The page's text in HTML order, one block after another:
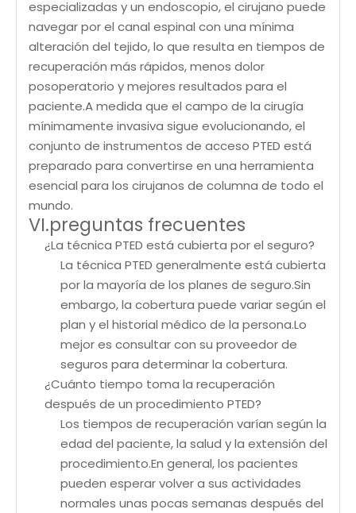
especializadas y un endoscopio, el cirujano puede
navegar por el canal espinal con una mínima
alteración del tejido, lo que resulta en tiempos de
recuperación más rápidos, menos dolor
posoperatorio y mejores resultados para el
paciente.A medida que el campo de la cirugía
mínimamente invasiva sigue evolucionando, el
conjunto de instrumentos de acceso PTED está
preparado para convertirse en una herramienta
esencial para los cirujanos de columna de todo el
mundo.
VI.preguntas frecuentes
¿La técnica PTED está cubierta por el seguro?
La técnica PTED generalmente está cubierta
por la mayoría de los planes de seguro.Sin
embargo, la cobertura puede variar según el
plan y el historial médico de la persona.Lo
mejor es consultar con su proveedor de
seguros para determinar la cobertura.
¿Cuánto tiempo toma la recuperación
después de un procedimiento PTED?
Los tiempos de recuperación varían según la
edad del paciente, la salud y la extensión del
procedimiento.En general, los pacientes
pueden esperar volver a sus actividades
normales unas pocas semanas después del